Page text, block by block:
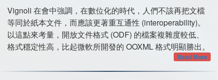
Vignoli 在會中強調，在數位化的時代，人們不該再把文檔
等同於紙本文件，而應該更著重互通性 (interoperability)。
以這點來考量，開放文件格式 (ODF) 的檔案複雜度較低、
格式穩定性高，比起微軟所開發的 OOXML 格式明顯勝出。
Read More